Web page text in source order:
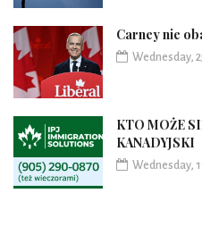
Carney nie
Wednesday,
KTO MOŻE
KANADYJSKI
Wednesday,